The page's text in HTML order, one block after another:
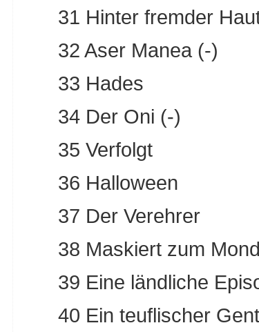
31 Hinter fremder
32 Aser Manea (-)
33 Hades
34 Der Oni (-)
35 Verfolgt
36 Halloween
37 Der Verehrer
38 Maskiert zum
39 Eine ländliche
40 Ein teuflischer